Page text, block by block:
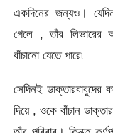
একদিনের জন্যও।
গেলে , তাঁর লিভারের
বাঁচানো যেতে পারে৷
সেদিনই ডাক্তারবাবুদের
দিয়ে , ওকে বাঁচান